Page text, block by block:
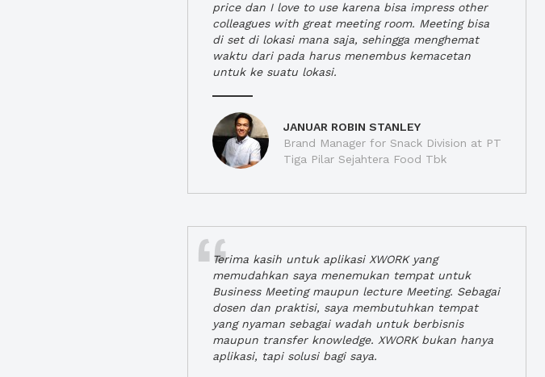
price dan I love to use karena bisa impress other
colleagues with great meeting room. Meeting bisa
di set di lokasi mana saja, sehingga menghemat
waktu dari pada harus menembus kemacetan
untuk ke suatu lokasi.
JANUAR ROBIN STANLEY
Brand Manager for Snack Division at PT
Tiga Pilar Sejahtera Food Tbk
Terima kasih untuk aplikasi XWORK yang
memudahkan saya menemukan tempat untuk
Business Meeting maupun lecture Meeting. Sebagai
dosen dan praktisi, saya membutuhkan tempat
yang nyaman sebagai wadah untuk berbisnis
maupun transfer knowledge. XWORK bukan hanya
aplikasi, tapi solusi bagi saya.